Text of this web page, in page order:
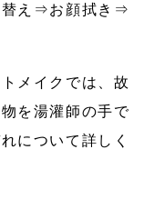
え⇒お顔拭き⇒
メイクでは、故
を湯灌師の手で
について詳しく